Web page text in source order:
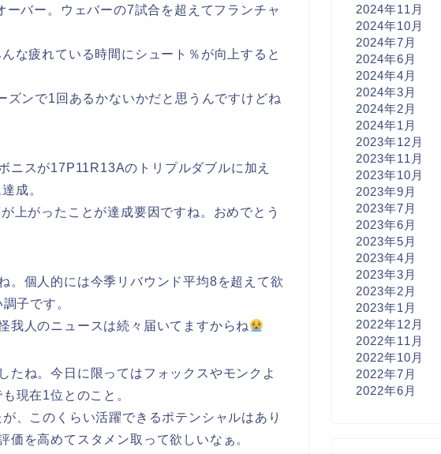
バー。ウェバーの7試合を超えてフランチャ
な疲れている時間にシュート％が向上すると
ンで1回あるかないかだと思うんですけどね
ニスが17P11R13Aのトリプルダブルに加え
成。
上がったことが達成要因ですね。おめでとう
。個人的には今季リバウンド平均8を超えて欲
子です。
我人のニュースは続々届いてますからね
たね。今日に限ってはフォックスやモンクよ
現在1位とのこと。
、このくらい活躍できるポテンシャルはあり
価を高めてスタメン取って欲しいなぁ。
2024年11月
2024年10月
2024年7月
2024年6月
2024年4月
2024年3月
2024年2月
2024年1月
2023年12月
2023年11月
2023年10月
2023年9月
2023年7月
2023年6月
2023年5月
2023年4月
2023年3月
2023年2月
2023年1月
2022年12月
2022年11月
2022年10月
2022年7月
2022年6月